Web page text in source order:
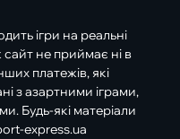
ігри на реальні
сайт не приймає ні в
платежів, які
з азартними іграми,
Будь-які матеріали
express.ua